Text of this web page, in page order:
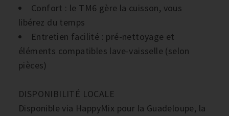
Confort : le TM6 gère la cuisson, vous
libérez du temps
Entretien facilité : pré-nettoyage et
éléments compatibles lave-vaisselle (selon
pièces)
DISPONIBILITÉ LOCALE
Disponible via HappyMix pour la Guadeloupe, la